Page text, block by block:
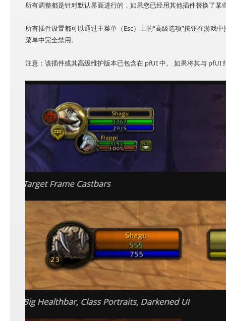
所有调整都是针对默认界面进行的，如果您已经用其他插件替换了某
所有插件设置都可以通过主菜单（Esc）上的“高级选项”按钮在游戏
菜单中完全禁用。
注意：该插件或其高级维护版本已包含在 pfUI 中。 如果将其与 pfUI